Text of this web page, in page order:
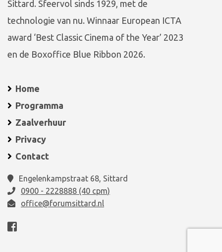
Sittard. Sfeervol sinds 1929, met de
technologie van nu. Winnaar European ICTA
award ‘Best Classic Cinema of the Year’ 2023
en de Boxoffice Blue Ribbon 2026.
Home
Programma
Zaalverhuur
Privacy
Contact
Engelenkampstraat 68, Sittard
0900 - 2228888 (40 cpm)
office@forumsittard.nl